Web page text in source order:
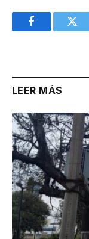
Facebook
LEER MÁS